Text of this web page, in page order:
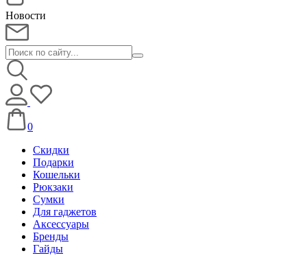
Новости
0
Скидки
Подарки
Кошельки
Рюкзаки
Сумки
Для гаджетов
Аксессуары
Бренды
Гайды